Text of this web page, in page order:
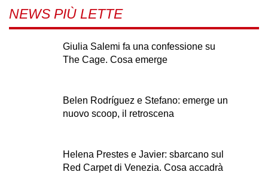
NEWS PIÙ LETTE
Giulia Salemi fa una confessione su
The Cage. Cosa emerge
Belen Rodríguez e Stefano: emerge un
nuovo scoop, il retroscena
Helena Prestes e Javier: sbarcano sul
Red Carpet di Venezia. Cosa accadrà